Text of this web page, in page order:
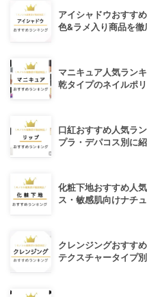
アイシャドウおすす
色&ラメ入り商品を徹
マニキュア人気ラン
乾タイプのネイルポ
口紅おすすめ人気ラ
プラ・デパコス別に紹
化粧下地おすすめ人
ス・敏感肌向けナチ
クレンジングおすす
テクスチャータイプ別